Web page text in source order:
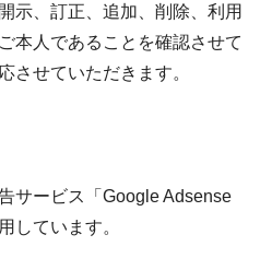
示、訂正、追加、削除、利用
本人であることを確認させて
させていただきます。
サービス「Google Adsense
しています。